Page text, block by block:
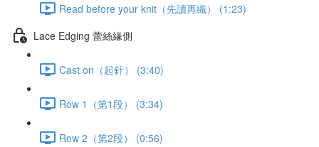
Read before your knit（先讀再織） (1:23)
Lace Edging 蕾絲緣側
Cast on（起針） (3:40)
Row 1（第1段） (3:34)
Row 2（第2段） (0:56)